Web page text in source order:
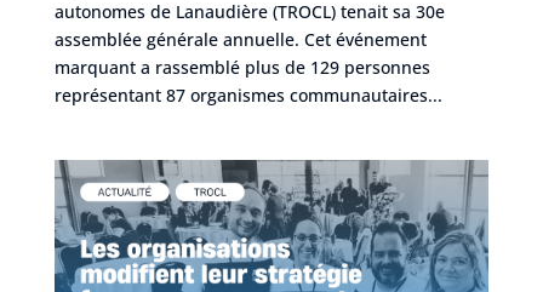
autonomes de Lanaudière (TROCL) tenait sa 30e
assemblée générale annuelle. Cet événement
marquant a rassemblé plus de 129 personnes
représentant 87 organismes communautaires...